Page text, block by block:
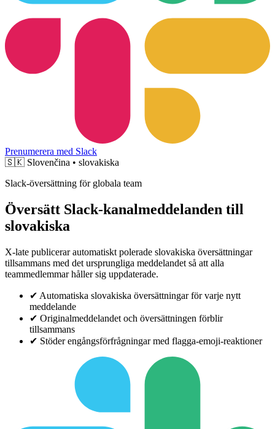
Prenumerera med Slack
🇸🇰 Slovenčina • slovakiska
Slack-översättning för globala team
Översätt Slack-kanalmeddelanden till
slovakiska
X-late publicerar automatiskt polerade slovakiska översättningar
tillsammans med det ursprungliga meddelandet så att alla
teammedlemmar håller sig uppdaterade.
✔ Automatiska slovakiska översättningar för varje nytt
meddelande
✔ Originalmeddelandet och översättningen förblir
tillsammans
✔ Stöder engångsförfrågningar med flagga-emoji-reaktioner